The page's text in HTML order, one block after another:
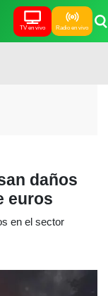
TV en vivo Radio en vivo
daños
euros
en el sector